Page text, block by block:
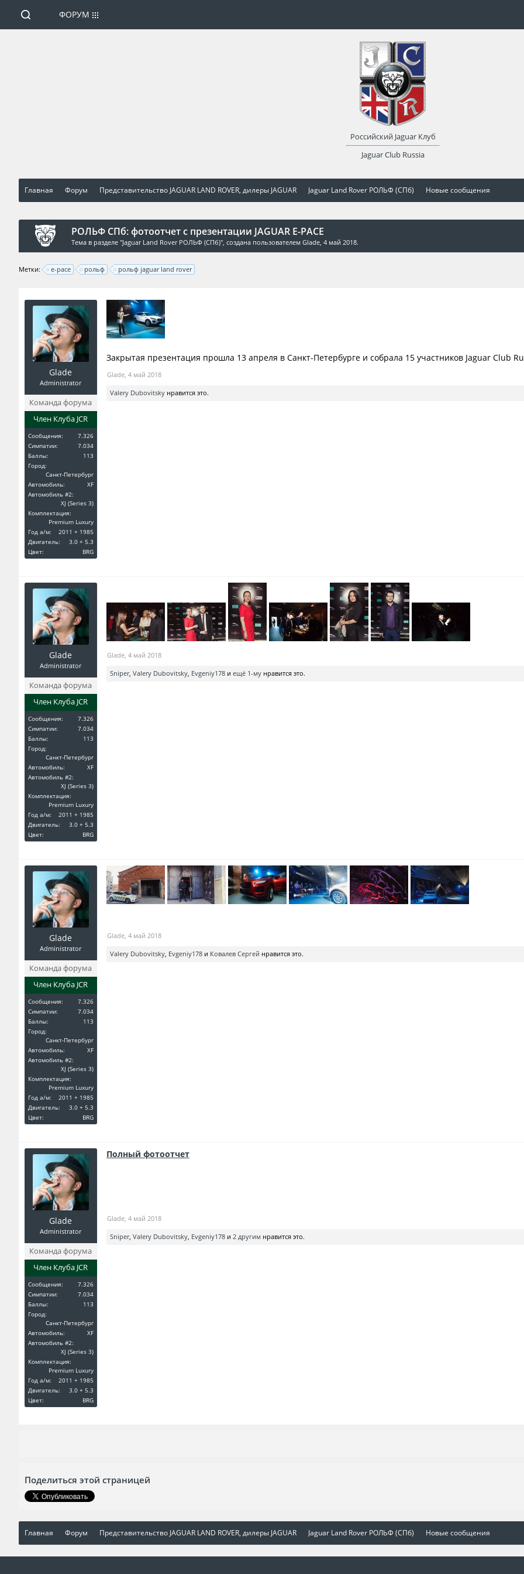
Главная Форум Представительство JAGUAR LAND ROVER, дилеры JAGUAR Jaguar Land Rover РОЛЬФ (СПб) Новые сообщения
РОЛЬФ СПб: фотоотчет с презентации JAGUAR E-PACE
Тема в разделе "Jaguar Land Rover РОЛЬФ (СПб)", создана пользователем Glade, 4 май 2018.
Метки: e-pace рольф рольф jaguar land rover
Glade
Administrator
Команда форума
Член Клуба JCR
Сообщения:
7.326
Симпатии:
7.034
Баллы:
113
Город:
Санкт-Петербург
Автомобиль:
XF
Автомобиль #2:
XJ (Series 3)
Комплектация:
Premium Luxury
Год a/м:
2011 + 1985
Двигатель:
3.0 + 5.3
Цвет:
BRG
Закрытая презентация прошла 13 апреля в Санкт-Петербурге и собрала 15 участников Jaguar Club
Glade, 4 май 2018
Valery Dubovitskyнравится это.
Glade
Administrator
Команда форума
Член Клуба JCR
Сообщения:
7.326
Симпатии:
7.034
Баллы:
113
Город:
Санкт-Петербург
Автомобиль:
XF
Автомобиль #2:
XJ (Series 3)
Комплектация:
Premium Luxury
Год a/м:
2011 + 1985
Двигатель:
3.0 + 5.3
Цвет:
BRG
Glade, 4 май 2018
Sniper, Valery Dubovitsky, Evgeniy178и ещё 1-мунравится это.
Glade
Administrator
Команда форума
Член Клуба JCR
Сообщения:
7.326
Симпатии:
7.034
Баллы:
113
Город:
Санкт-Петербург
Автомобиль:
XF
Автомобиль #2:
XJ (Series 3)
Комплектация:
Premium Luxury
Год a/м:
2011 + 1985
Двигатель:
3.0 + 5.3
Цвет:
BRG
Glade, 4 май 2018
Valery Dubovitsky, Evgeniy178и Ковалев Сергей нравится это.
Glade
Administrator
Команда форума
Член Клуба JCR
Сообщения:
7.326
Симпатии:
7.034
Баллы:
113
Город:
Санкт-Петербург
Автомобиль:
XF
Автомобиль #2:
XJ (Series 3)
Комплектация:
Premium Luxury
Год a/м:
2011 + 1985
Двигатель:
3.0 + 5.3
Цвет:
BRG
Полный фотоотчет
Glade, 4 май 2018
Sniper, Valery Dubovitsky, Evgeniy178и 2 другимнравится это.
Поделиться этой страницей
Главная Форум Представительство JAGUAR LAND ROVER, дилеры JAGUAR Jaguar Land Rover РОЛЬФ (СПб) Новые сообщения
ФОРУМ
Российский Jaguar Клуб
Jaguar Club Russia